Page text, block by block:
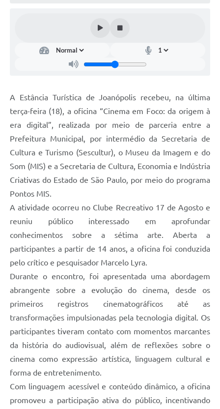
A Estância Turística de Joanópolis recebeu, na última
terça-feira (18), a oficina “Cinema em Foco: da origem à
era digital”, realizada por meio de parceria entre a
Prefeitura Municipal, por intermédio da Secretaria de
Cultura e Turismo (Sescultur), o Museu da Imagem e do
Som (MIS) e a Secretaria de Cultura, Economia e Indústria
Criativas do Estado de São Paulo, por meio do programa
Pontos MIS.
A atividade ocorreu no Clube Recreativo 17 de Agosto e
reuniu público interessado em aprofundar
conhecimentos sobre a sétima arte. Aberta a
participantes a partir de 14 anos, a oficina foi conduzida
pelo crítico e pesquisador Marcelo Lyra.
Durante o encontro, foi apresentada uma abordagem
abrangente sobre a evolução do cinema, desde os
primeiros registros cinematográficos até as
transformações impulsionadas pela tecnologia digital. Os
participantes tiveram contato com momentos marcantes
da história do audiovisual, além de reflexões sobre o
cinema como expressão artística, linguagem cultural e
forma de entretenimento.
Com linguagem acessível e conteúdo dinâmico, a oficina
promoveu a participação ativa do público, incentivando